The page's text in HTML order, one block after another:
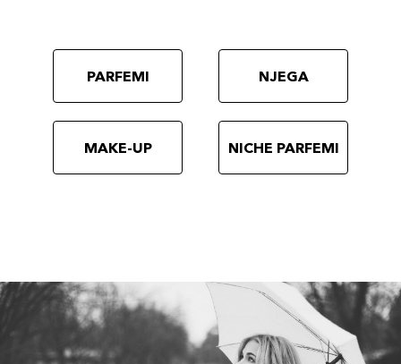
PARFEMI NJEGA
MAKE-UP NICHE PARFEMI